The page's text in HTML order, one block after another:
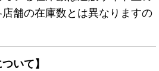
舗の在庫数とは異なりますの
いて】